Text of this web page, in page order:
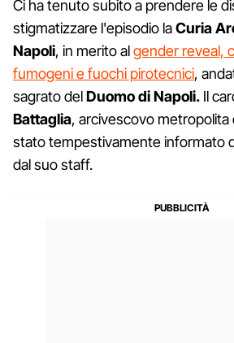
Ci ha tenuto subito a prendere le
stigmatizzare l'episodio laCuria
Napoli, in merito algender reveal,
fumogeni e fuochi pirotecnici,
sagrato delDuomo di Napoli. Il
Battaglia, arcivescovo metropolita
stato tempestivamente informato
dal suo staff.